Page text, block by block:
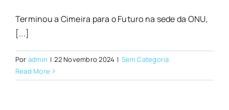
Terminou a Cimeira para o Futuro na sede da ONU,
[...]
Por admin | 22 Novembro 2024 | Sem Categoria
Read More